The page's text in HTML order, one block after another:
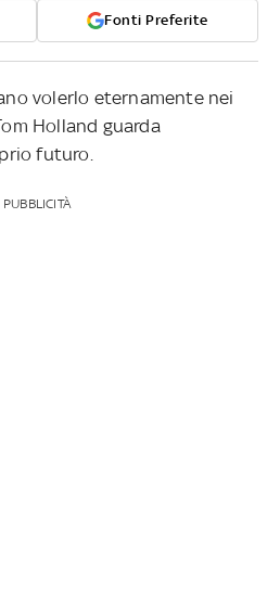
Fonti Preferite
volerlo eternamente nei
Holland guarda
futuro.
PUBBLICITÀ